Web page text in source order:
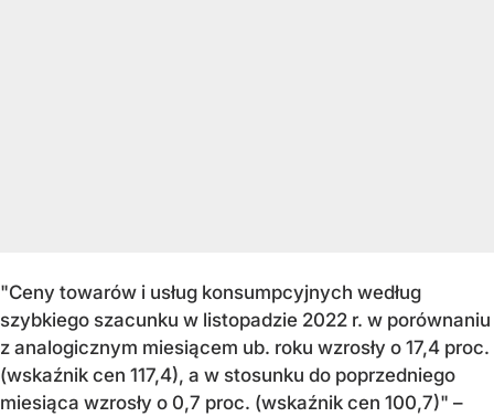
"Ceny towarów i usług konsumpcyjnych według
szybkiego szacunku w listopadzie 2022 r. w porównaniu
z analogicznym miesiącem ub. roku wzrosły o 17,4 proc.
(wskaźnik cen 117,4), a w stosunku do poprzedniego
miesiąca wzrosły o 0,7 proc. (wskaźnik cen 100,7)" –